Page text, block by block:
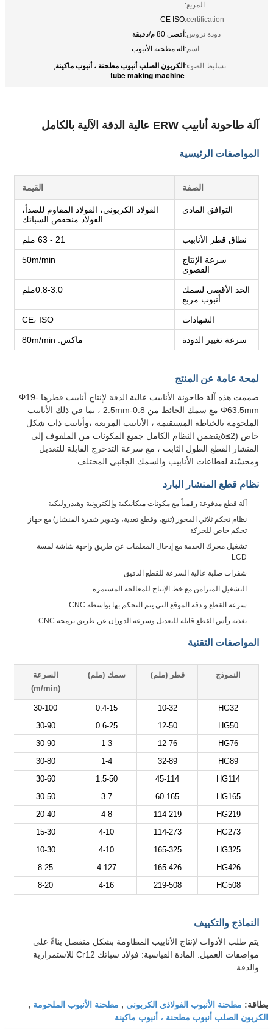
المربع:
certification:
CE ISO
دودة تروس:أقصى 80 م/دقيقة
اسم:آلة مطحنة الأنبوب
تسليط الضوء:الكربون الصلب أنبوب مطحنة ، أنبوب ماكينة,
tube making machine
آلة طاحونة أنابيب ERW عالية الدقة الآلية بالكامل
المواصفات الرئيسية
الصفة القيمة
التوافق المادي
الفولاذ الكربوني، الفولاذ المقاوم للصدأ،
الفولاذ منخفض السبائك
نطاق قطر الأنابيب 21 - 63 ملم
سرعة الإنتاج
القصوى
50m/min
الحد الأقصى لسمك
أنبوب مربع
0.8-3.0ملم
الشهادات CE، ISO
سرعة تغيير الدودة ماكس. 80m/min
لمحة عامة عن المنتج
صممت هذه آلة طاحونة الأنابيب عالية الدقة لإنتاج أنابيب قطرها Φ19-
Φ63.5mm مع سمك الحائط من 0.8-2.5mm ، بما في ذلك الأنابيب
الملحومة بالخياطة المستقيمة ، الأنابيب المربعة ،وأنابيب ذات شكل
خاص (δ≤2يتضمن النظام الكامل جميع المكونات من الملفوف إلى
المنشار القطع الطول الثابت ، مع سرعة التدحرج القابلة للتعديل
ومحسّنة لقطاعات الأنابيب والسمك الجانبي المختلف.
نظام قطع المنشار البارد
آلة قطع مدفوعة رقمياً مع مكونات ميكانيكية وإلكترونية وهيدروليكية
نظام تحكم ثلاثي المحور (تتبع، وقطع تغذية، وتدوير شفرة المنشار) مع جهاز
تحكم خاص للحركة
تشغيل محرك الخدمة مع إدخال المعلمات عن طريق واجهة شاشة لمسة
LCD
شفرات صلبة عالية السرعة للقطع الدقيق
التشغيل المتزامن مع خط الإنتاج للمعالجة المستمرة
سرعة القطع و دقة الموقع التي يتم التحكم بها بواسطة CNC
تغذية رأس القطع قابلة للتعديل وسرعة الدوران عن طريق برمجة CNC
المواصفات التقنية
النموذج قطر (ملم) سمك (ملم)
السرعة
(m/min)
HG32
10-32
0.4-15
30-100
HG50
12-50
0.6-25
30-90
HG76
12-76
1-3
30-90
HG89
32-89
1-4
30-80
HG114
45-114
1.5-50
30-60
HG165
60-165
3-7
30-50
HG219
114-219
4-8
20-40
HG273
114-273
4-10
15-30
HG325
165-325
4-10
10-30
HG426
165-426
4-127
8-25
HG508
219-508
4-16
8-20
النماذج والتكييف
يتم طلب الأدوات لإنتاج الأنابيب المطاومة بشكل منفصل بناءً على
مواصفات العميل. المادة القياسية: فولاذ سبائك Cr12 للاستمرارية
والدقة.
بطاقة: مطحنة الأنبوب الفولاذي الكربوني , مطحنة الأنبوب الملحومة ,
الكربون الصلب أنبوب مطحنة ، أنبوب ماكينة